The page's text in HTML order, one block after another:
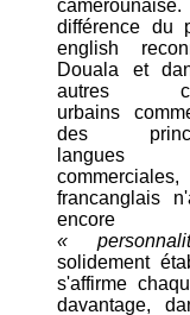
différence du
english
Douala et
autres
urbains
des
langues
francanglais
encore
«
solidement
s'affirme
davantage,